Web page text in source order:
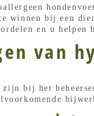
winnen bij een
en u
van
bij het